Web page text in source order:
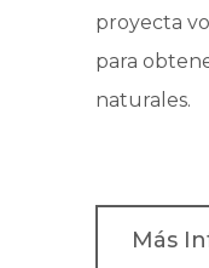
proyecta
para
naturales.
Más